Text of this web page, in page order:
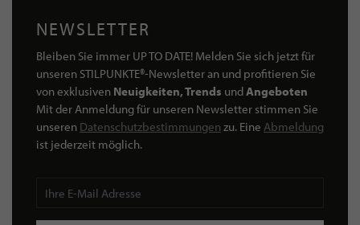
NEWSLETTER
Bleiben Sie immer UP TO DATE! Melden Sie sich jetzt für
unseren STILPUNKTE®-Newsletter an und profitieren Sie
von exklusiven Neuigkeiten, Trends undAngeboten
Mit der Anmeldung für unseren Newsletter stimmen Sie
unseren Datenschutzbestimmungen zu. Eine Abmeldung
ist jederzeit möglich.